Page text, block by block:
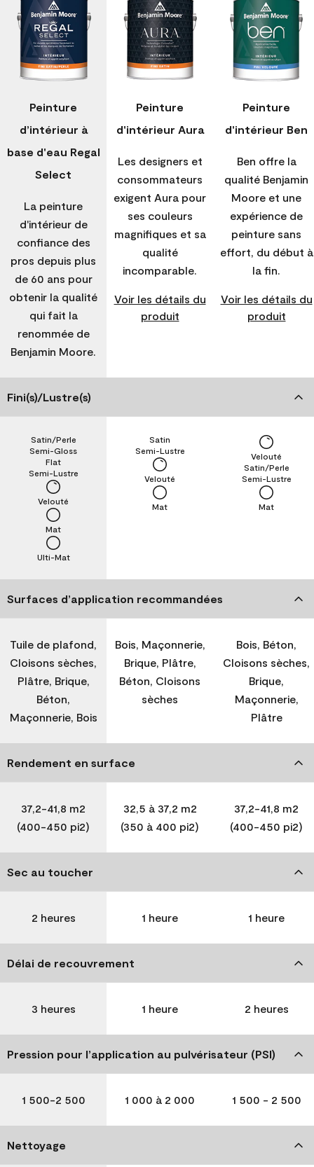
Peinture
d’intérieur à
base d'eau Regal
Select
La peinture
d'intérieur de
confiance des
pros depuis plus
de 60 ans pour
obtenir la qualité
qui fait la
renommée de
Benjamin Moore.
Peinture
d'intérieur Aura
Les designers et
consommateurs
exigent Aura pour
ses couleurs
magnifiques et sa
qualité
incomparable.
Voir les détails du
produit
Peinture
d'intérieur Ben
Ben offre la
qualité Benjamin
Moore et une
expérience de
peinture sans
effort, du début à
la fin.
Voir les détails du
produit
Fini(s)/Lustre(s)
Ulti-Mat
Mat
Velouté
Semi-Lustre
Flat
Semi-Gloss
Satin/Perle
Mat
Velouté
Semi-Lustre
Satin
Mat
Semi-Lustre
Satin/Perle
Velouté
Surfaces d’application recommandées
Tuile de plafond,
Cloisons sèches,
Plâtre, Brique,
Béton,
Maçonnerie, Bois
Bois, Maçonnerie,
Brique, Plâtre,
Béton, Cloisons
sèches
Bois, Béton,
Cloisons sèches,
Brique,
Maçonnerie,
Plâtre
Rendement en surface
37,2-41,8 m2
(400-450 pi2)
32,5 à 37,2 m2
(350 à 400 pi2)
37,2-41,8 m2
(400-450 pi2)
Sec au toucher
2 heures 1 heure 1 heure
Délai de recouvrement
3 heures 1 heure 2 heures
Pression pour l’application au pulvérisateur (PSI)
1 500-2 500 1 000 à 2 000 1 500 - 2 500
Nettoyage